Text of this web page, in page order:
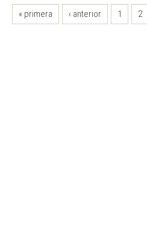
PÁGINAS
« primera ‹ anterior 1 2